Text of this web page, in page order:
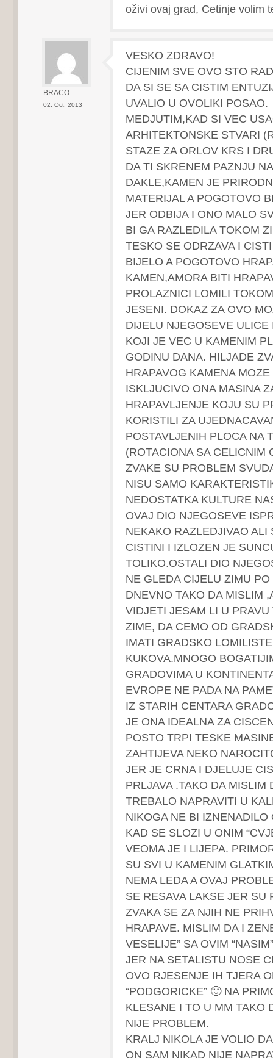
oživi ovaj grad, Cetinje volim
BRACO
02. Oct, 2013
VESKO ZDRAVO!
CIJENIM SVE OVO STO
DA SI SE SA CISTIM
UVALIO U OVOLIKI POSAO.
MEDJUTIM,KAD SI VEC
ARHITEKTONSKE STVARI
STAZE ZA ORLOV KRS I
DA TI SKRENEM PAZNJU
DAKLE,KAMEN JE
MATERIJAL A POGOTOVO
JER ODBIJA I ONO MALO
BI GA RAZLEDILA TOKOM
TESKO SE ODRZAVA I
BIJELO A POGOTOVO
KAMEN,AMORA BITI
PROLAZNICI LOMILI
JESENI. DOKAZ ZA OVO
DIJELU NJEGOSEVE ULICE
KOJI JE VEC U KAMENIM
GODINU DANA. HILJADE
HRAPAVOG KAMENA
ISKLJUCIVO ONA MASINA
HRAPAVLJENJE KOJU SU
KORISTILI ZA
POSTAVLJENIH PLOCA NA
(ROTACIONA SA CELICNIM
ZVAKE SU PROBLEM
NISU SAMO
NEDOSTATKA KULTURE
OVAJ DIO NJEGOSEVE
NEKAKO RAZLEDJIVAO ALI
CISTINI I IZLOZEN JE
TOLIKO.OSTALI DIO
NE GLEDA CIJELU ZIMU PO
DNEVNO TAKO DA MISLIM
VIDJETI JESAM LI U
ZIME, DA CEMO OD
IMATI GRADSKO
KUKOVA.MNOGO
GRADOVIMA U
EVROPE NE PADA NA
IZ STARIH CENTARA
JE ONA IDEALNA ZA
POSTO TRPI TESKE
ZAHTIJEVA NEKO
JER JE CRNA I DJELUJE
PRLJAVA .TAKO DA MISLIM
TREBALO NAPRAVITI U
NIKOGA NE BI IZNENADILO
KAD SE SLOZI U ONIM
VEOMA JE I LIJEPA.
SU SVI U KAMENIM
NEMA LEDA A OVAJ
SE RESAVA LAKSE JER SU
ZVAKA SE ZA NJIH NE
HRAPAVE. MISLIM DA I
VESELIJE” SA OVIM
JER NA SETALISTU NOSE
OVO RJESENJE IH TJERA
“PODGORICKE” 🙂 NA
KLESANE I TO U MM TAKO
NIJE PROBLEM.
KRALJ NIKOLA JE VOLIO
ON SAM NIKAD NIJE